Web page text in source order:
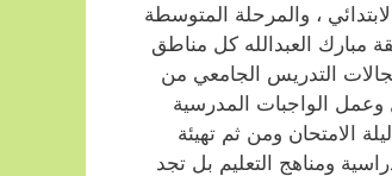
، والمرحلة المتوسطة
مبارك العبدالله كل مناطق
التدريس الجامعي من
الواجبات المدرسية
الامتحان ومن ثم تهيئة
ومناهج التعليم بل تجد